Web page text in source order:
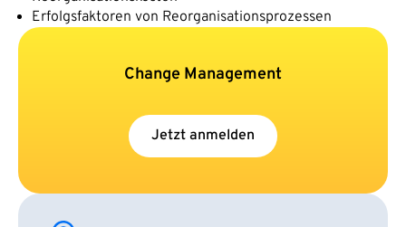
Erfolgsfaktoren von Reorganisationsprozessen
Change Management
Jetzt anmelden